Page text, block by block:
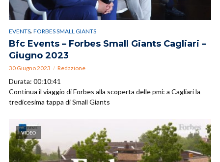
EVENTS, FORBES SMALL GIANTS
Bfc Events – Forbes Small Giants Cagliari –
Giugno 2023
30 Giugno 2023 Redazione
Durata: 00:10:41
Continua il viaggio di Forbes alla scoperta delle pmi: a Cagliari la
tredicesima tappa di Small Giants
VIDEO